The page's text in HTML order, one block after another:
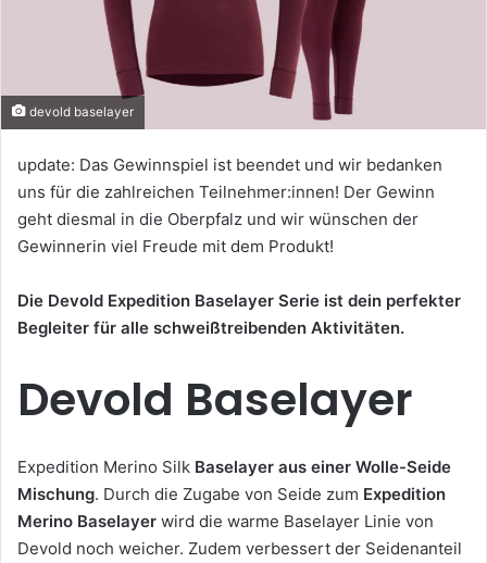
devold baselayer
update: Das Gewinnspiel ist beendet und wir bedanken
uns für die zahlreichen Teilnehmer:innen! Der Gewinn
geht diesmal in die Oberpfalz und wir wünschen der
Gewinnerin viel Freude mit dem Produkt!
Die Devold Expedition Baselayer Serie ist dein perfekter
Begleiter für alle schweißtreibenden Aktivitäten.
Devold Baselayer
Expedition Merino Silk Baselayer aus einer Wolle-Seide
Mischung. Durch die Zugabe von Seide zum Expedition
Merino Baselayer wird die warme Baselayer Linie von
Devold noch weicher. Zudem verbessert der Seidenanteil